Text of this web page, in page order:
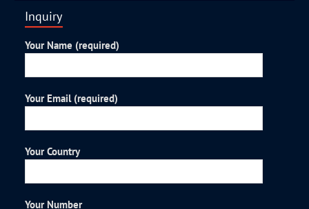
Inquiry
Your Name (required)
Your Email (required)
Your Country
Your Number